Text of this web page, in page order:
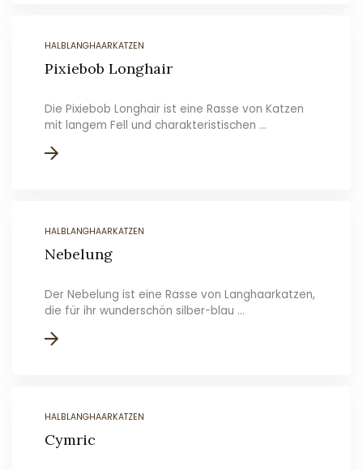
HALBLANGHAARKATZEN
Pixiebob Longhair
Die Pixiebob Longhair ist eine Rasse von Katzen
mit langem Fell und charakteristischen ...
HALBLANGHAARKATZEN
Nebelung
Der Nebelung ist eine Rasse von Langhaarkatzen,
die für ihr wunderschön silber-blau ...
HALBLANGHAARKATZEN
Cymric